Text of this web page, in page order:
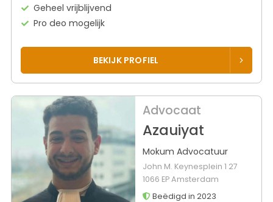
Geheel vrijblijvend
Pro deo mogelijk
BEKIJK PROFIEL
Advocaat
Azauiyat
Mokum Advocatuur
John M. Keynesplein 1 27
1066 EP Amsterdam
Beëdigd in 2023